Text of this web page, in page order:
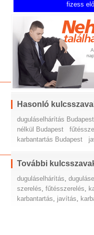
fizess
Hasonló
duguláselhárítás Budapest
nélkül Budapest
karbantartás Budapest
További
duguláselhárítás,
szerelés,fűtésszerelés,
karbantartás, javítás,